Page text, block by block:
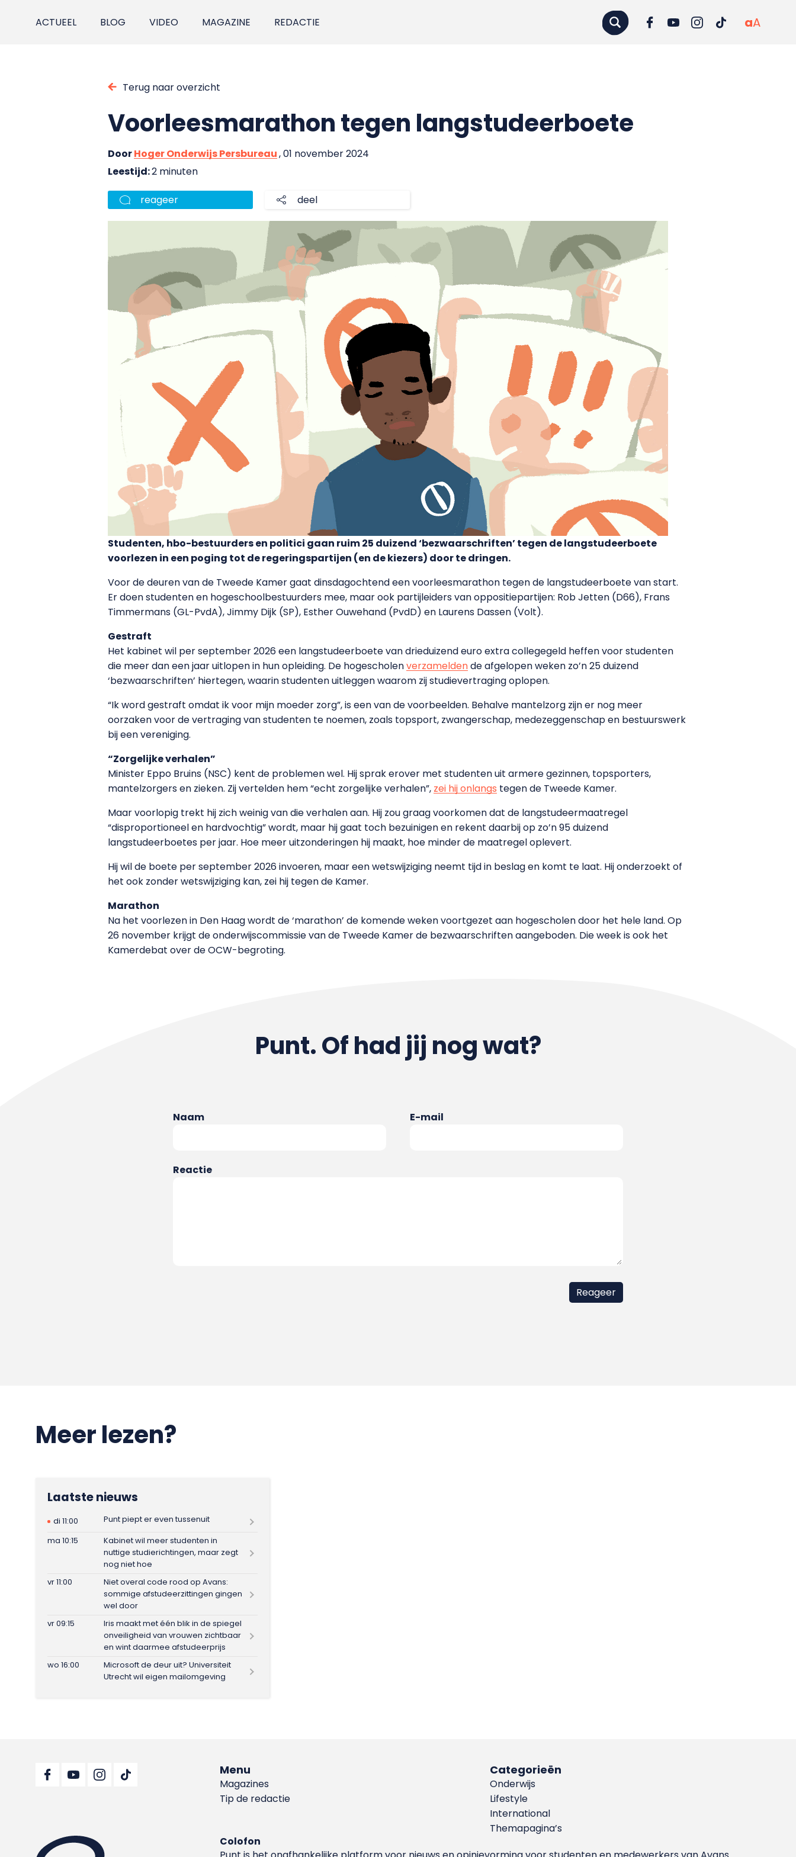
ACTUEEL BLOG VIDEO MAGAZINE REDACTIE aA
Terug naar overzicht
Voorleesmarathon tegen langstudeerboete
DoorHoger Onderwijs Persbureau, 01 november 2024
Leestijd:2 minuten
reageer deel
Studenten, hbo-bestuurders en politici gaan ruim 25 duizend ‘bezwaarschriften’ tegen de langstudeerboete
voorlezen in een poging tot de regeringspartijen (en de kiezers) door te dringen.
Voor de deuren van de Tweede Kamer gaat dinsdagochtend een voorleesmarathon tegen de langstudeerboete van start.
Er doen studenten en hogeschoolbestuurders mee, maar ook partijleiders van oppositiepartijen: Rob Jetten (D66), Frans
Timmermans (GL-PvdA), Jimmy Dijk (SP), Esther Ouwehand (PvdD) en Laurens Dassen (Volt).
Gestraft
Het kabinet wil per september 2026 een langstudeerboete van drieduizend euro extra collegegeld heffen voor studenten
die meer dan een jaar uitlopen in hun opleiding. De hogescholenverzameldende afgelopen weken zo’n 25 duizend
‘bezwaarschriften’ hiertegen, waarin studenten uitleggen waarom zij studievertraging oplopen.
“Ik word gestraft omdat ik voor mijn moeder zorg”, is een van de voorbeelden. Behalve mantelzorg zijn er nog meer
oorzaken voor de vertraging van studenten te noemen, zoals topsport, zwangerschap, medezeggenschap en bestuurswerk
bij een vereniging.
“Zorgelijke verhalen”
Minister Eppo Bruins (NSC) kent de problemen wel. Hij sprak erover met studenten uit armere gezinnen, topsporters,
mantelzorgers en zieken. Zij vertelden hem “echt zorgelijke verhalen”, zei hij onlangs tegen de Tweede Kamer.
Maar voorlopig trekt hij zich weinig van die verhalen aan. Hij zou graag voorkomen dat de langstudeermaatregel
“disproportioneel en hardvochtig” wordt, maar hij gaat toch bezuinigen en rekent daarbij op zo’n 95 duizend
langstudeerboetes per jaar. Hoe meer uitzonderingen hij maakt, hoe minder de maatregel oplevert.
Hij wil de boete per september 2026 invoeren, maar een wetswijziging neemt tijd in beslag en komt te laat. Hij onderzoekt of
het ook zonder wetswijziging kan, zei hij tegen de Kamer.
Marathon
Na het voorlezen in Den Haag wordt de ‘marathon’ de komende weken voortgezet aan hogescholen door het hele land. Op
26 november krijgt de onderwijscommissie van de Tweede Kamer de bezwaarschriften aangeboden. Die week is ook het
Kamerdebat over de OCW-begroting.
Punt. Of had jij nog wat?
Naam E-mail
Reactie
Meer lezen?
Laatste nieuws
di 11:00
Punt piept er even tussenuit
ma 10:15
Kabinet wil meer studenten in
nuttige studierichtingen, maar zegt
nog niet hoe
vr 11:00
Niet overal code rood op Avans:
sommige afstudeerzittingen gingen
wel door
vr 09:15
Iris maakt met één blik in de spiegel
onveiligheid van vrouwen zichtbaar
en wint daarmee afstudeerprijs
wo 16:00
Microsoft de deur uit? Universiteit
Utrecht wil eigen mailomgeving
Menu
Magazines
Tip de redactie
Categorieën
Onderwijs
Lifestyle
International
Themapagina’s
Colofon